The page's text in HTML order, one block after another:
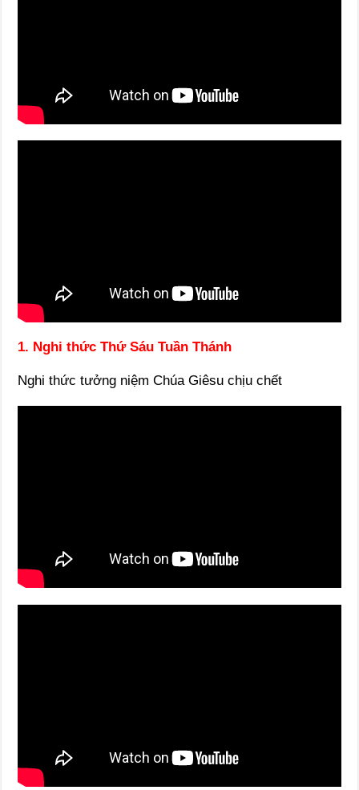
1. Nghi thức Thứ Sáu Tuần Thánh
Nghi thức tưởng niệm Chúa Giêsu chịu chết